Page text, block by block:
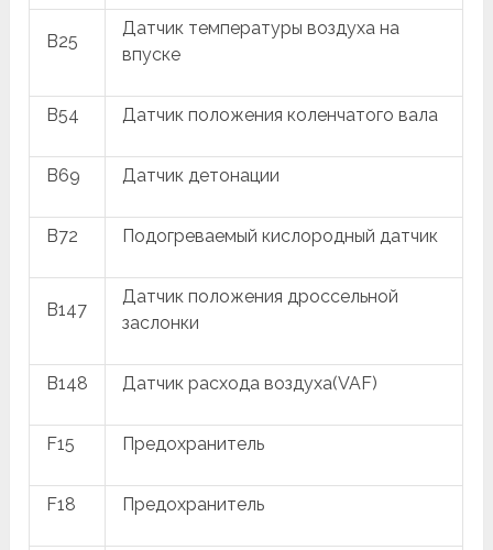
B25
Датчик температуры воздуха на
впуске
B54 Датчик положения коленчатого вала
B69 Датчик детонации
B72 Подогреваемый кислородный датчик
B147
Датчик положения дроссельной
заслонки
B148 Датчик расхода воздуха(VAF)
F15 Предохранитель
F18 Предохранитель